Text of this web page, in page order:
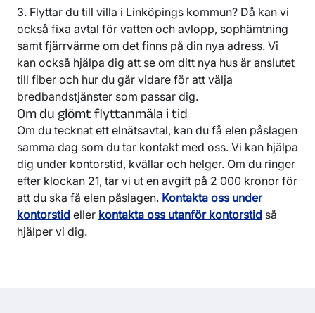
3. Flyttar du till villa i Linköpings kommun? Då kan vi
också fixa avtal för vatten och avlopp, sophämtning
samt fjärrvärme om det finns på din nya adress. Vi
kan också hjälpa dig att se om ditt nya hus är anslutet
till fiber och hur du går vidare för att välja
bredbandstjänster som passar dig.
Om du glömt flyttanmäla i tid
Om du tecknat ett elnätsavtal, kan du få elen påslagen
samma dag som du tar kontakt med oss. Vi kan hjälpa
dig under kontorstid, kvällar och helger. Om du ringer
efter klockan 21, tar vi ut en avgift på 2 000 kronor för
att du ska få elen påslagen. Kontakta oss under
kontorstid eller kontakta oss utanför kontorstid så
hjälper vi dig.